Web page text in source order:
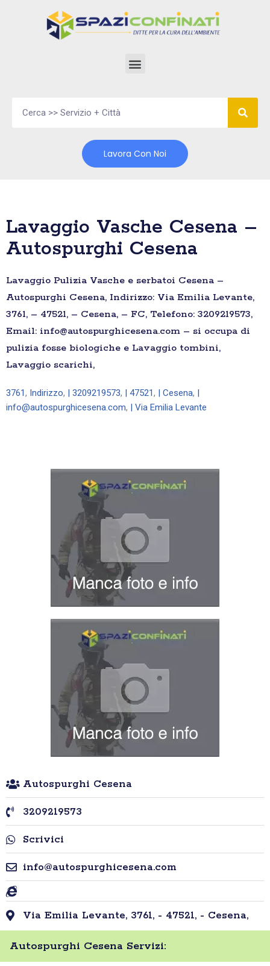
Lavora Con Noi
Lavaggio Vasche Cesena –
Autospurghi Cesena
Lavaggio Pulizia Vasche e serbatoi Cesena –
Autospurghi Cesena, Indirizzo: Via Emilia Levante,
3761, – 47521, – Cesena, – FC, Telefono: 3209219573,
Email: info@autospurghicesena.com – si occupa di
pulizia fosse biologiche e Lavaggio tombini,
Lavaggio scarichi,
3761, Indirizzo, | 3209219573, | 47521, | Cesena,
info@autospurghicesena.com, | Via Emilia Levante
Autospurghi Cesena
3209219573
Scrivici
info@autospurghicesena.com
Via Emilia Levante, 3761, - 47521, - Cesena,
Autospurghi Cesena Servizi: